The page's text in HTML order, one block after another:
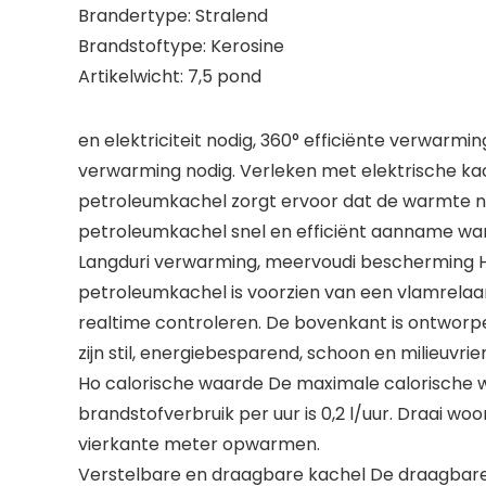
Brandertype: Stralend
Brandstoftype: Kerosine
Artikelwicht: 7,5 pond
en elektriciteit nodig, 360° efficiënte
verwarming nodig. Verleken met elektrische
petroleumkachel zorgt ervoor dat de warmte
petroleumkachel snel en efficiënt aanname
Langduri verwarming, meervoudi
petroleumkachel is voorzien van een
realtime controleren. De bovenkant is
zijn stil, energiebesparend, schoon en
Ho calorische waarde De maximale calorische
brandstofverbruik per uur is 0,2 l/uur. Draai
vierkante meter opwarmen.
Verstelbare en draagbare kachel De